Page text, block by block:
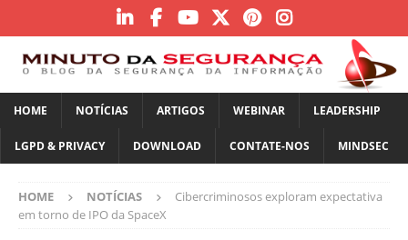
HOME NOTÍCIAS ARTIGOS WEBINAR LEADERSHIP
LGPD & PRIVACY DOWNLOAD CONTATE-NOS MINDSEC
HOME NOTÍCIAS
Cibercriminosos exploram expectativa
em torno de IPO da SpaceX